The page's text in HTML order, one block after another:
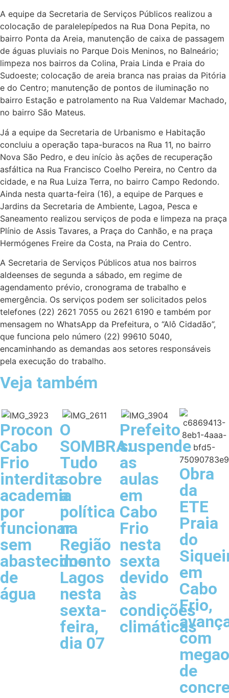
A equipe da Secretaria de Serviços Públicos realizou a
colocação de paralelepípedos na Rua Dona Pepita, no
bairro Ponta da Areia, manutenção de caixa de passagem
de águas pluviais no Parque Dois Meninos, no Balneário;
limpeza nos bairros da Colina, Praia Linda e Praia do
Sudoeste; colocação de areia branca nas praias da Pitória
e do Centro; manutenção de pontos de iluminação no
bairro Estação e patrolamento na Rua Valdemar Machado,
no bairro São Mateus.
Já a equipe da Secretaria de Urbanismo e Habitação
concluiu a operação tapa-buracos na Rua 11, no bairro
Nova São Pedro, e deu início às ações de recuperação
asfáltica na Rua Francisco Coelho Pereira, no Centro da
cidade, e na Rua Luiza Terra, no bairro Campo Redondo.
Ainda nesta quarta-feira (16), a equipe de Parques e
Jardins da Secretaria de Ambiente, Lagoa, Pesca e
Saneamento realizou serviços de poda e limpeza na praça
Plínio de Assis Tavares, a Praça do Canhão, e na praça
Hermógenes Freire da Costa, na Praia do Centro.
A Secretaria de Serviços Públicos atua nos bairros
aldeenses de segunda a sábado, em regime de
agendamento prévio, cronograma de trabalho e
emergência. Os serviços podem ser solicitados pelos
telefones (22) 2621 7055 ou 2621 6190 e também por
mensagem no WhatsApp da Prefeitura, o “Alô Cidadão”,
que funciona pelo número (22) 99610 5040,
encaminhando as demandas aos setores responsáveis
pela execução do trabalho.
Veja também
Procon
Cabo
Frio
interdita
academia
por
funcionar
sem
abastecimento
de
água
O
SOMBRA:
Tudo
sobre
a
política
na
Região
dos
Lagos
nesta
sexta-
feira,
dia 07
Prefeito
suspende
as
aulas
em
Cabo
Frio
nesta
sexta
devido
às
condições
climáticas
Obra
da
ETE
Praia
do
em
Cabo
Frio,
com
de